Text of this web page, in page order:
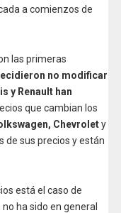
a comienzos de
las primeras
no modificar
y Renault han
que cambian los
Chevrolety
de sus precios y están
está el caso de
ha sido en general